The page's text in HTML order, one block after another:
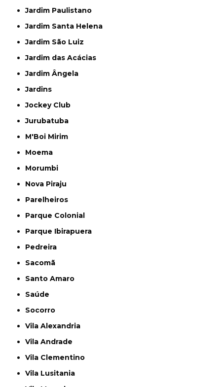
Jardim Paulistano
Jardim Santa Helena
Jardim São Luiz
Jardim das Acácias
Jardim Ângela
Jardins
Jockey Club
Jurubatuba
M'Boi Mirim
Moema
Morumbi
Nova Piraju
Parelheiros
Parque Colonial
Parque Ibirapuera
Pedreira
Sacomã
Santo Amaro
Saúde
Socorro
Vila Alexandria
Vila Andrade
Vila Clementino
Vila Lusitania